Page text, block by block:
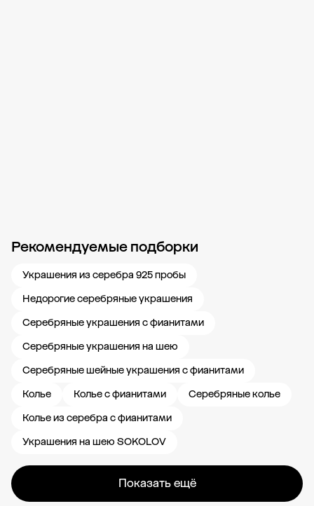
Рекомендуемые подборки
Украшения из серебра 925 пробы
Недорогие серебряные украшения
Серебряные украшения с фианитами
Серебряные украшения на шею
Серебряные шейные украшения с фианитами
Колье
Колье с фианитами
Серебряные колье
Колье из серебра с фианитами
Украшения на шею SOKOLOV
Показать ещё
Новости компании Журнал ЗОЛОТОЙ Блог